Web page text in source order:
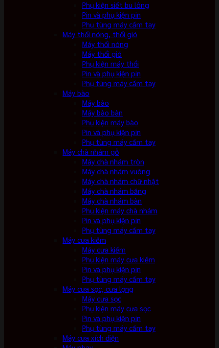
Phụ kiện siết bu lông
Pin và phụ kiện pin
Phụ tùng máy cầm tay
Máy thổi nóng, thổi gió
Máy thổi nóng
Máy thổi gió
Phụ kiện máy thổi
Pin và phụ kiện pin
Phụ tùng máy cầm tay
Máy bào
Máy bào
Máy bào bàn
Phụ kiện máy bào
Pin và phụ kiện pin
Phụ tùng máy cầm tay
Máy chà nhám gỗ
Máy chà nhám tròn
Máy chà nhám vuông
Máy chà nhám chữ nhật
Máy chà nhám băng
Máy chà nhám bàn
Phụ kiện máy chà nhám
Pin và phụ kiện pin
Phụ tùng máy cầm tay
Máy cưa kiếm
Máy cưa kiếm
Phụ kiện máy cưa kiếm
Pin và phụ kiện pin
Phụ tùng máy cầm tay
Máy cưa sọc, cưa lọng
Máy cưa sọc
Phụ kiện máy cưa sọc
Pin và phụ kiện pin
Phụ tùng máy cầm tay
Máy cưa xích điện